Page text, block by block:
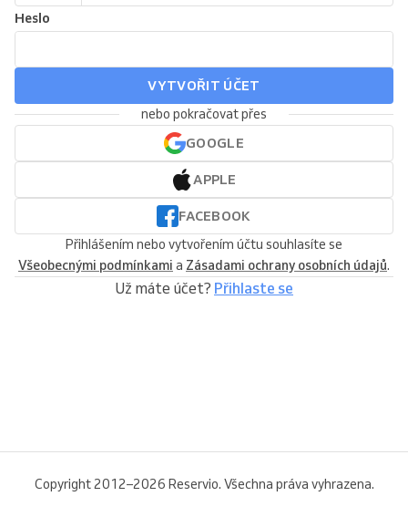
Heslo
VYTVOŘIT ÚČET
nebo pokračovat přes
GOOGLE
APPLE
FACEBOOK
Přihlášením nebo vytvořením účtu souhlasíte se
Všeobecnými podmínkami a Zásadami ochrany osobních údajů.
Už máte účet? Přihlaste se
Copyright 2012–2026 Reservio. Všechna práva vyhrazena.